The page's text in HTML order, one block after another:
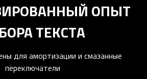
ОПЫТ
ТЕКСТА
для амортизации и смазанные
переключатели